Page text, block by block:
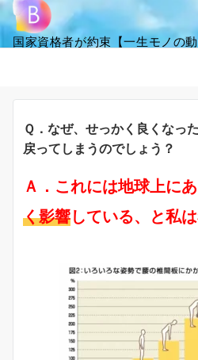
国家資格者が約束【一生モノの
Ｑ．なぜ、せっかく良くな
戻ってしまうのでしょう？
Ａ．これには地球上に
く影響している、と私は